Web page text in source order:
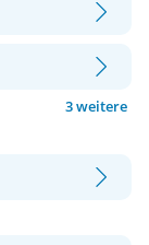
3 weitere